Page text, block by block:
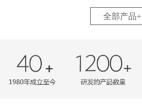
全部产品+